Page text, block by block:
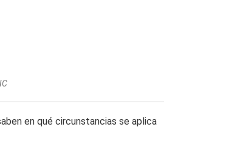
en qué circunstancias se aplica